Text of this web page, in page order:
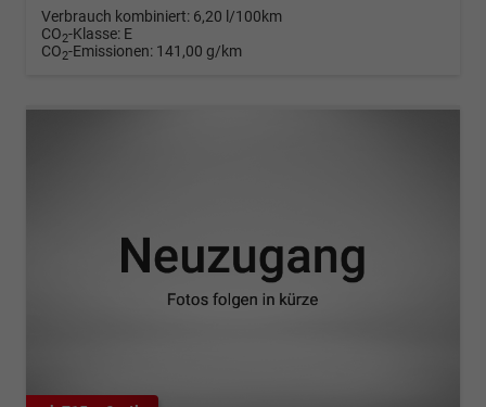
Verbrauch kombiniert: 6,20 l/100km
CO2-Klasse: E
CO2-Emissionen: 141,00 g/km